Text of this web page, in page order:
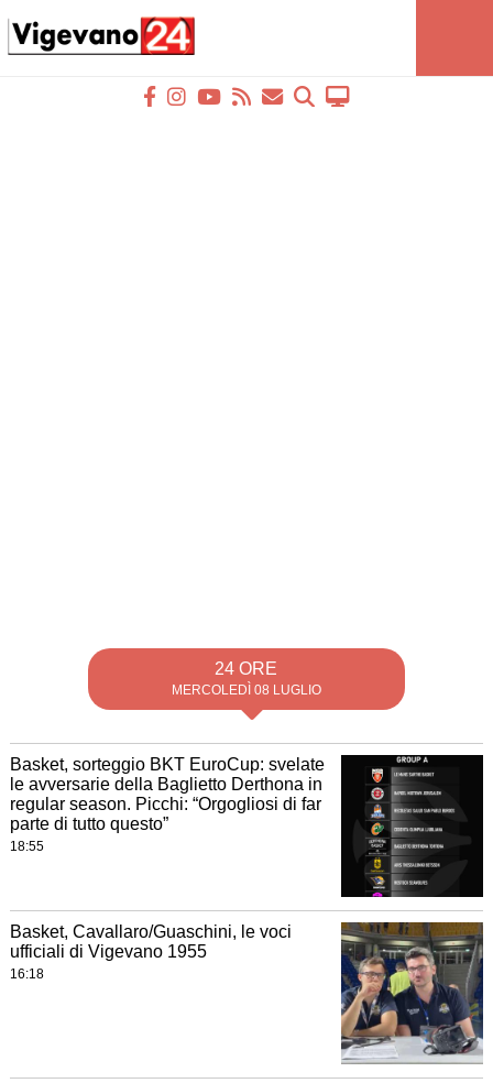
24 ORE
MERCOLEDÌ 08 LUGLIO
Basket, sorteggio BKT EuroCup: svelate
le avversarie della Baglietto Derthona in
regular season. Picchi: “Orgogliosi di far
parte di tutto questo”
18:55
Basket, Cavallaro/Guaschini, le voci
ufficiali di Vigevano 1955
16:18